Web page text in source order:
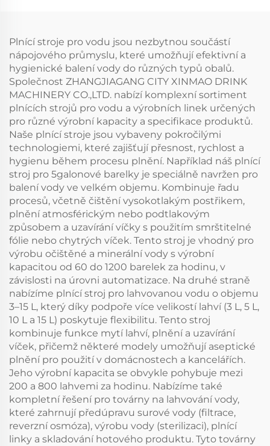
Plnící stroje pro vodu jsou nezbytnou součástí
nápojového průmyslu, které umožňují efektivní a
hygienické balení vody do různých typů obalů.
Společnost ZHANGJIAGANG CITY XINMAO DRINK
MACHINERY CO.,LTD. nabízí komplexní sortiment
plnících strojů pro vodu a výrobních linek určených
pro různé výrobní kapacity a specifikace produktů.
Naše plnící stroje jsou vybaveny pokročilými
technologiemi, které zajišťují přesnost, rychlost a
hygienu během procesu plnění. Například náš plnící
stroj pro 5galonové barelky je speciálně navržen pro
balení vody ve velkém objemu. Kombinuje řadu
procesů, včetně čištění vysokotlakým postřikem,
plnění atmosférickým nebo podtlakovým
způsobem a uzavírání víčky s použitím smrštitelné
fólie nebo chytrých víček. Tento stroj je vhodný pro
výrobu očištěné a minerální vody s výrobní
kapacitou od 60 do 1200 barelek za hodinu, v
závislosti na úrovni automatizace. Na druhé straně
nabízíme plnící stroj pro lahvovanou vodu o objemu
3–15 L, který díky podpoře více velikostí lahví (3 L, 5 L,
10 L a 15 L) poskytuje flexibilitu. Tento stroj
kombinuje funkce mytí lahví, plnění a uzavírání
víček, přičemž některé modely umožňují aseptické
plnění pro použití v domácnostech a kancelářích.
Jeho výrobní kapacita se obvykle pohybuje mezi
200 a 800 lahvemi za hodinu. Nabízíme také
kompletní řešení pro továrny na lahvování vody,
které zahrnují předúpravu surové vody (filtrace,
reverzní osmóza), výrobu vody (sterilizaci), plnící
linky a skladování hotového produktu. Tyto továrny